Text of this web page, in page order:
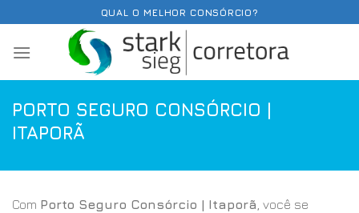
content
QUAL O MELHOR CONSÓRCIO?
PORTO SEGURO CONSÓRCIO |
ITAPORÃ
Com Porto Seguro Consórcio | Itaporã , você se